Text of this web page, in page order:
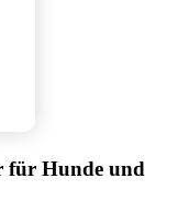
für Hunde und